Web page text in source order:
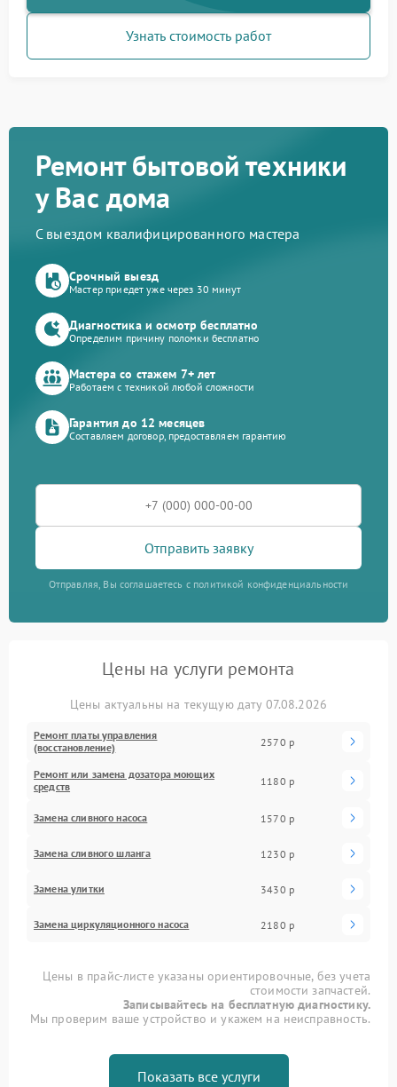
Узнать стоимость работ
Ремонт бытовой техники
у Вас дома
С выездом квалифицированного мастера
Срочный выезд
Мастер приедет уже через 30 минут
Диагностика и осмотр бесплатно
Определим причину поломки бесплатно
Мастера со стажем 7+ лет
Работаем с техникой любой сложности
Гарантия до 12 месяцев
Составляем договор, предоставляем гарантию
Отправить заявку
Отправляя, Вы соглашаетесь с политикой конфиденциальности
Цены на услуги ремонта
Цены актуальны на текущую дату 07.08.2026
Ремонт платы управления
(восстановление)
2570 р
Ремонт или замена дозатора моющих
средств
1180 р
Замена сливного насоса 1570 р
Замена сливного шланга 1230 р
Замена улитки 3430 р
Замена циркуляционного насоса 2180 р
Цены в прайс-листе указаны ориентировочные, без учета
стоимости запчастей.
Записывайтесь на бесплатную диагностику.
Мы проверим ваше устройство и укажем на неисправность.
Показать все услуги